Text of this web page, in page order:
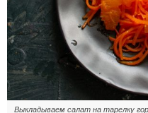
Выкладываем салат на тарелку